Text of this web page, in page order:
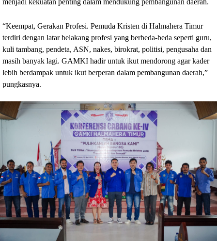
menjadi kekuatan penting dalam mendukung pembangunan daerah.
“Keempat, Gerakan Profesi. Pemuda Kristen di Halmahera Timur
terdiri dengan latar belakang profesi yang berbeda-beda seperti guru,
kuli tambang, pendeta, ASN, nakes, birokrat, politisi, pengusaha dan
masih banyak lagi. GAMKI hadir untuk ikut mendorong agar kader
lebih berdampak untuk ikut berperan dalam pembangunan daerah,”
pungkasnya.